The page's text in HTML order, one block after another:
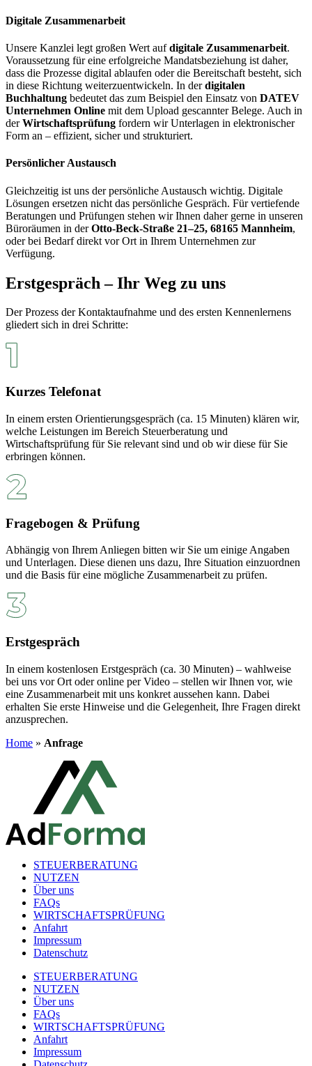
Digitale Zusammenarbeit
Unsere Kanzlei legt großen Wert aufdigitale Zusammenarbeit.
Voraussetzung für eine erfolgreiche Mandatsbeziehung ist daher,
dass die Prozesse digital ablaufen oder die Bereitschaft besteht, sich
in diese Richtung weiterzuentwickeln. In derdigitalen
Buchhaltung bedeutet das zum Beispiel den Einsatz von DATEV
Unternehmen Online mit dem Upload gescannter Belege. Auch in
derWirtschaftsprüfung fordern wir Unterlagen in elektronischer
Form an – effizient, sicher und strukturiert.
Persönlicher Austausch
Gleichzeitig ist uns der persönliche Austausch wichtig. Digitale
Lösungen ersetzen nicht das persönliche Gespräch. Für vertiefende
Beratungen und Prüfungen stehen wir Ihnen daher gerne in unseren
Büroräumen in derOtto-Beck-Straße 21–25, 68165 Mannheim,
oder bei Bedarf direkt vor Ort in Ihrem Unternehmen zur
Verfügung.
Erstgespräch – Ihr Weg zu uns
Der Prozess der Kontaktaufnahme und des ersten Kennenlernens
gliedert sich in drei Schritte:
Kurzes Telefonat
In einem ersten Orientierungsgespräch (ca. 15 Minuten) klären wir,
welche Leistungen im Bereich Steuerberatung und
Wirtschaftsprüfung für Sie relevant sind und ob wir diese für Sie
erbringen können.
Fragebogen & Prüfung
Abhängig von Ihrem Anliegen bitten wir Sie um einige Angaben
und Unterlagen. Diese dienen uns dazu, Ihre Situation einzuordnen
und die Basis für eine mögliche Zusammenarbeit zu prüfen.
Erstgespräch
In einem kostenlosen Erstgespräch (ca. 30 Minuten) – wahlweise
bei uns vor Ort oder online per Video – stellen wir Ihnen vor, wie
eine Zusammenarbeit mit uns konkret aussehen kann. Dabei
erhalten Sie erste Hinweise und die Gelegenheit, Ihre Fragen direkt
anzusprechen.
Home » Anfrage
STEUERBERATUNG
NUTZEN
Über uns
FAQs
WIRTSCHAFTSPRÜFUNG
Anfahrt
Impressum
Datenschutz
STEUERBERATUNG
NUTZEN
Über uns
FAQs
WIRTSCHAFTSPRÜFUNG
Anfahrt
Impressum